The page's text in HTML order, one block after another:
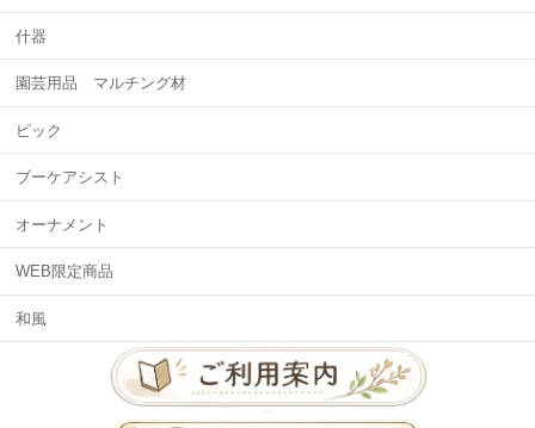
什器
園芸用品 マルチング材
ピック
ブーケアシスト
オーナメント
WEB限定商品
和風